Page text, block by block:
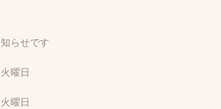
らせです
日
曜日